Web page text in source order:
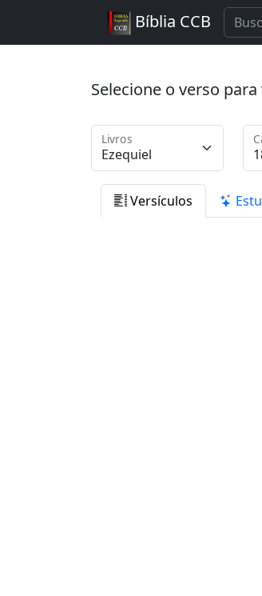
Bíblia CCB
Selecione o verso
Livros
Versículos